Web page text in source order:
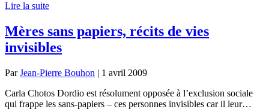
Lire la suite
Mères sans papiers, récits de vies
invisibles
ParJean-Pierre Bouhon | 1 avril 2009
Carla Chotos Dordio est résolument opposée à l’exclusion sociale
qui frappe les sans-papiers – ces personnes invisibles car il leur…